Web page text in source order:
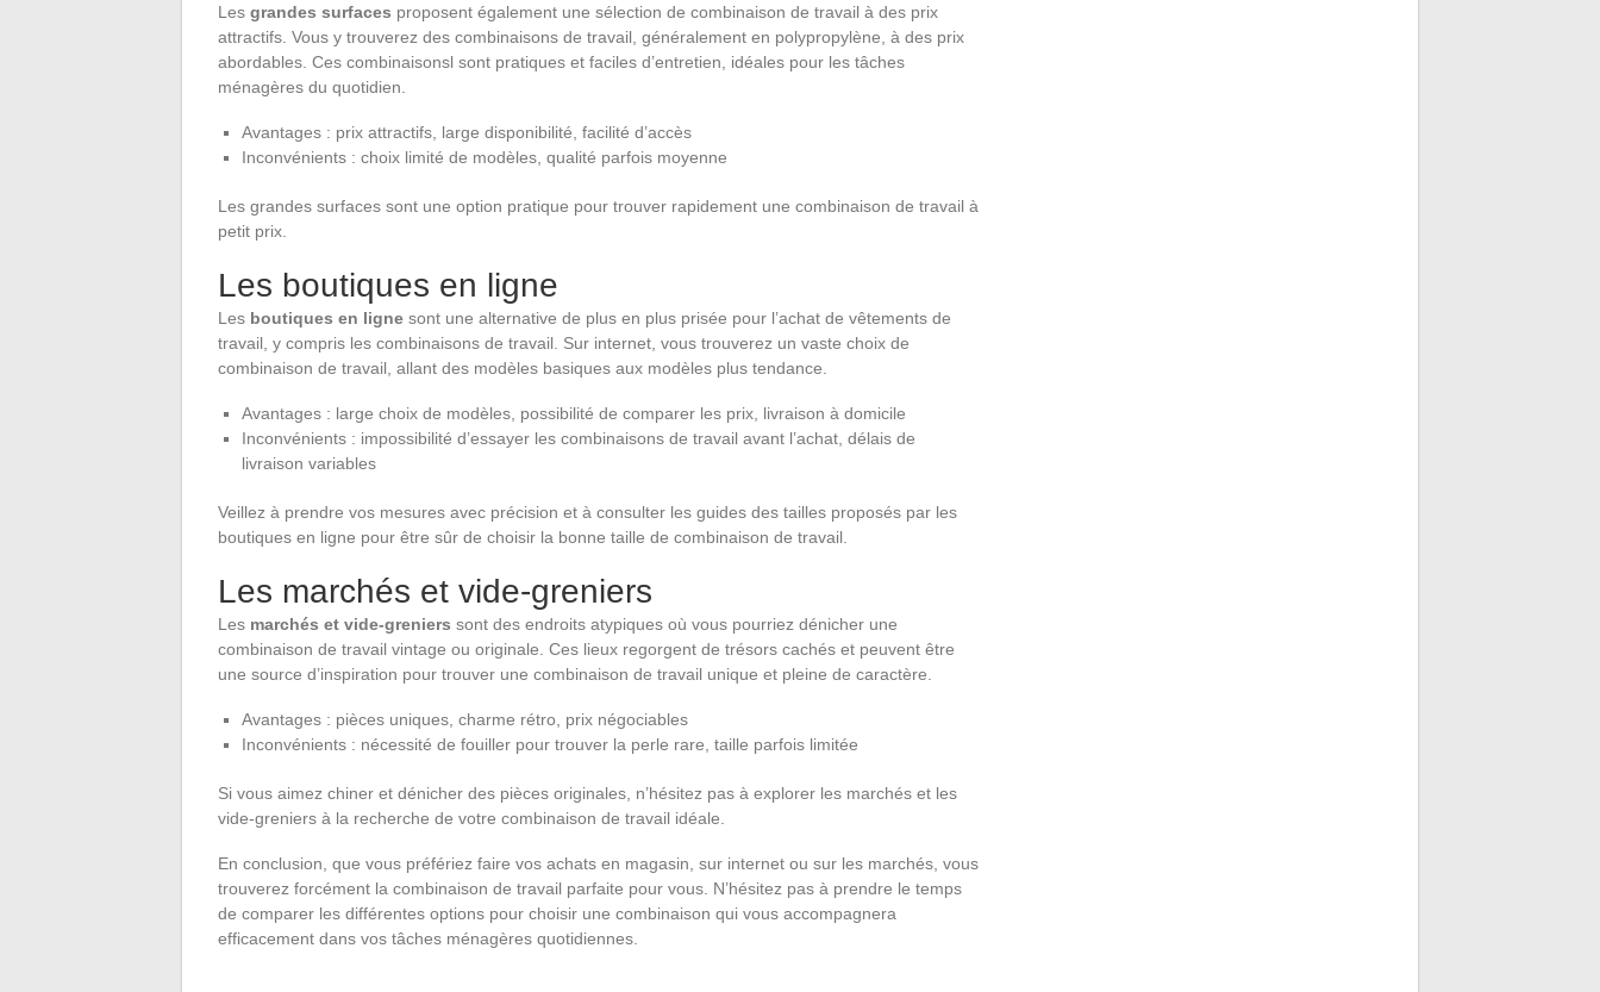
Les grandes surfaces proposent également une sélection de combinaison de travail à des prix
attractifs. Vous y trouverez des combinaisons de travail, généralement en polypropylène, à des prix
abordables. Ces combinaisonsl sont pratiques et faciles d’entretien, idéales pour les tâches
ménagères du quotidien.
Avantages : prix attractifs, large disponibilité, facilité d’accès
Inconvénients : choix limité de modèles, qualité parfois moyenne
Les grandes surfaces sont une option pratique pour trouver rapidement une combinaison de travail à
petit prix.
Les boutiques en ligne
Les boutiques en ligne sont une alternative de plus en plus prisée pour l’achat de vêtements de
travail, y compris les combinaisons de travail. Sur internet, vous trouverez un vaste choix de
combinaison de travail, allant des modèles basiques aux modèles plus tendance.
Avantages : large choix de modèles, possibilité de comparer les prix, livraison à domicile
Inconvénients : impossibilité d’essayer les combinaisons de travail avant l’achat, délais de
livraison variables
Veillez à prendre vos mesures avec précision et à consulter les guides des tailles proposés par les
boutiques en ligne pour être sûr de choisir la bonne taille de combinaison de travail.
Les marchés et vide-greniers
Les marchés et vide-greniers sont des endroits atypiques où vous pourriez dénicher une
combinaison de travail vintage ou originale. Ces lieux regorgent de trésors cachés et peuvent être
une source d’inspiration pour trouver une combinaison de travail unique et pleine de caractère.
Avantages : pièces uniques, charme rétro, prix négociables
Inconvénients : nécessité de fouiller pour trouver la perle rare, taille parfois limitée
Si vous aimez chiner et dénicher des pièces originales, n’hésitez pas à explorer les marchés et les
vide-greniers à la recherche de votre combinaison de travail idéale.
En conclusion, que vous préfériez faire vos achats en magasin, sur internet ou sur les marchés, vous
trouverez forcément la combinaison de travail parfaite pour vous. N’hésitez pas à prendre le temps
de comparer les différentes options pour choisir une combinaison qui vous accompagnera
efficacement dans vos tâches ménagères quotidiennes.